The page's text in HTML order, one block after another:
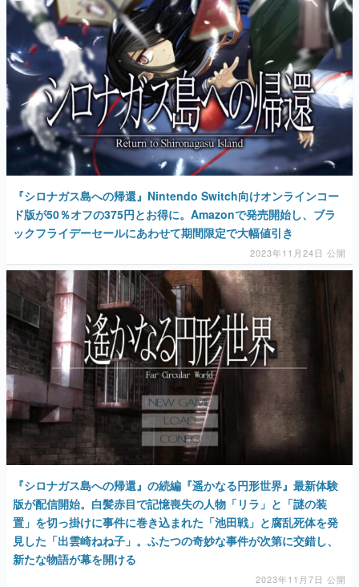
『シロナガス島への帰還』Nintendo Switch向けオンラインコー
ド版が50％オフの375円とお得に。Amazonで発売開始し、ブラ
ックフライデーセールにあわせて期間限定で大幅値引き
2023年11月24日 公開
『シロナガス島への帰還』の続編『遥かなる円形世界』最新体験
版が配信開始。白髪赤目で記憶喪失の人物「リラ」と「謎の装
置」を切っ掛けに事件に巻き込まれた「池田戦」と腐乱死体を発
見した「出雲崎ねね子」。ふたつの奇妙な事件が次第に交錯し、
新たな物語が幕を開ける
2023年11月7日 公開